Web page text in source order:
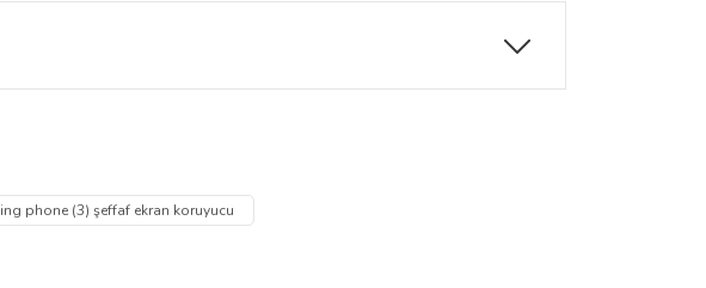
canlı renkleri korunur.
phone (3) şeffaf ekran koruyucu